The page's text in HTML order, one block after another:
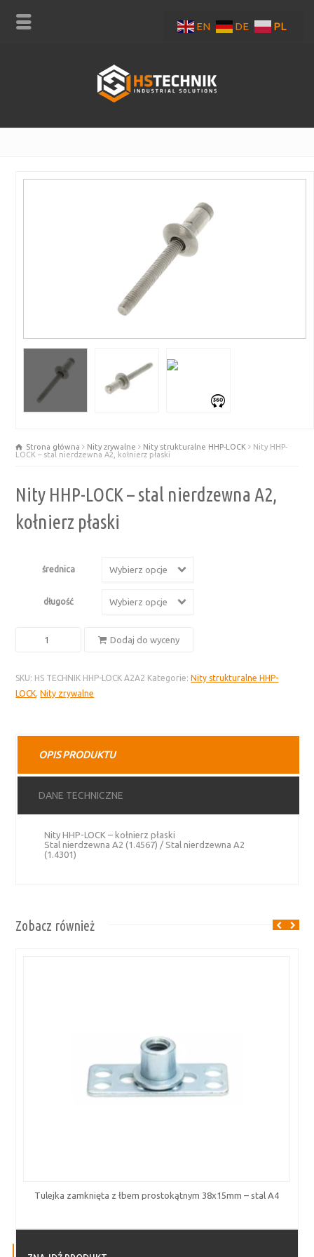
Strona główna Nity zrywalne Nity strukturalne HHP-LOCK
Nity HHP-
LOCK – stal nierdzewna A2, kołnierz płaski
Nity HHP-LOCK – stal nierdzewna A2,
kołnierz płaski
średnica Wybierz opcje
długość Wybierz opcje
LOCK
–
kołnierz
płaski
Dodaj do wyceny
SKU: HS TECHNIK HHP-LOCK A2A2 Kategorie:Nity strukturalne HHP-
LOCK,Nity zrywalne
OPIS PRODUKTU
DANE TECHNICZNE
Nity HHP-LOCK – kołnierz płaski
Stal nierdzewna A2 (1.4567) / Stal nierdzewna A2
(1.4301)
Zobacz również
Tulejka zamknięta z łbem prostokątnym 38x15mm – stal A4
EN DE PL